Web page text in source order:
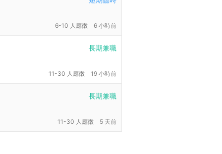
6-10 人應徵 6 小時前
長期兼職
11-30 人應徵 19 小時前
長期兼職
11-30 人應徵 5 天前